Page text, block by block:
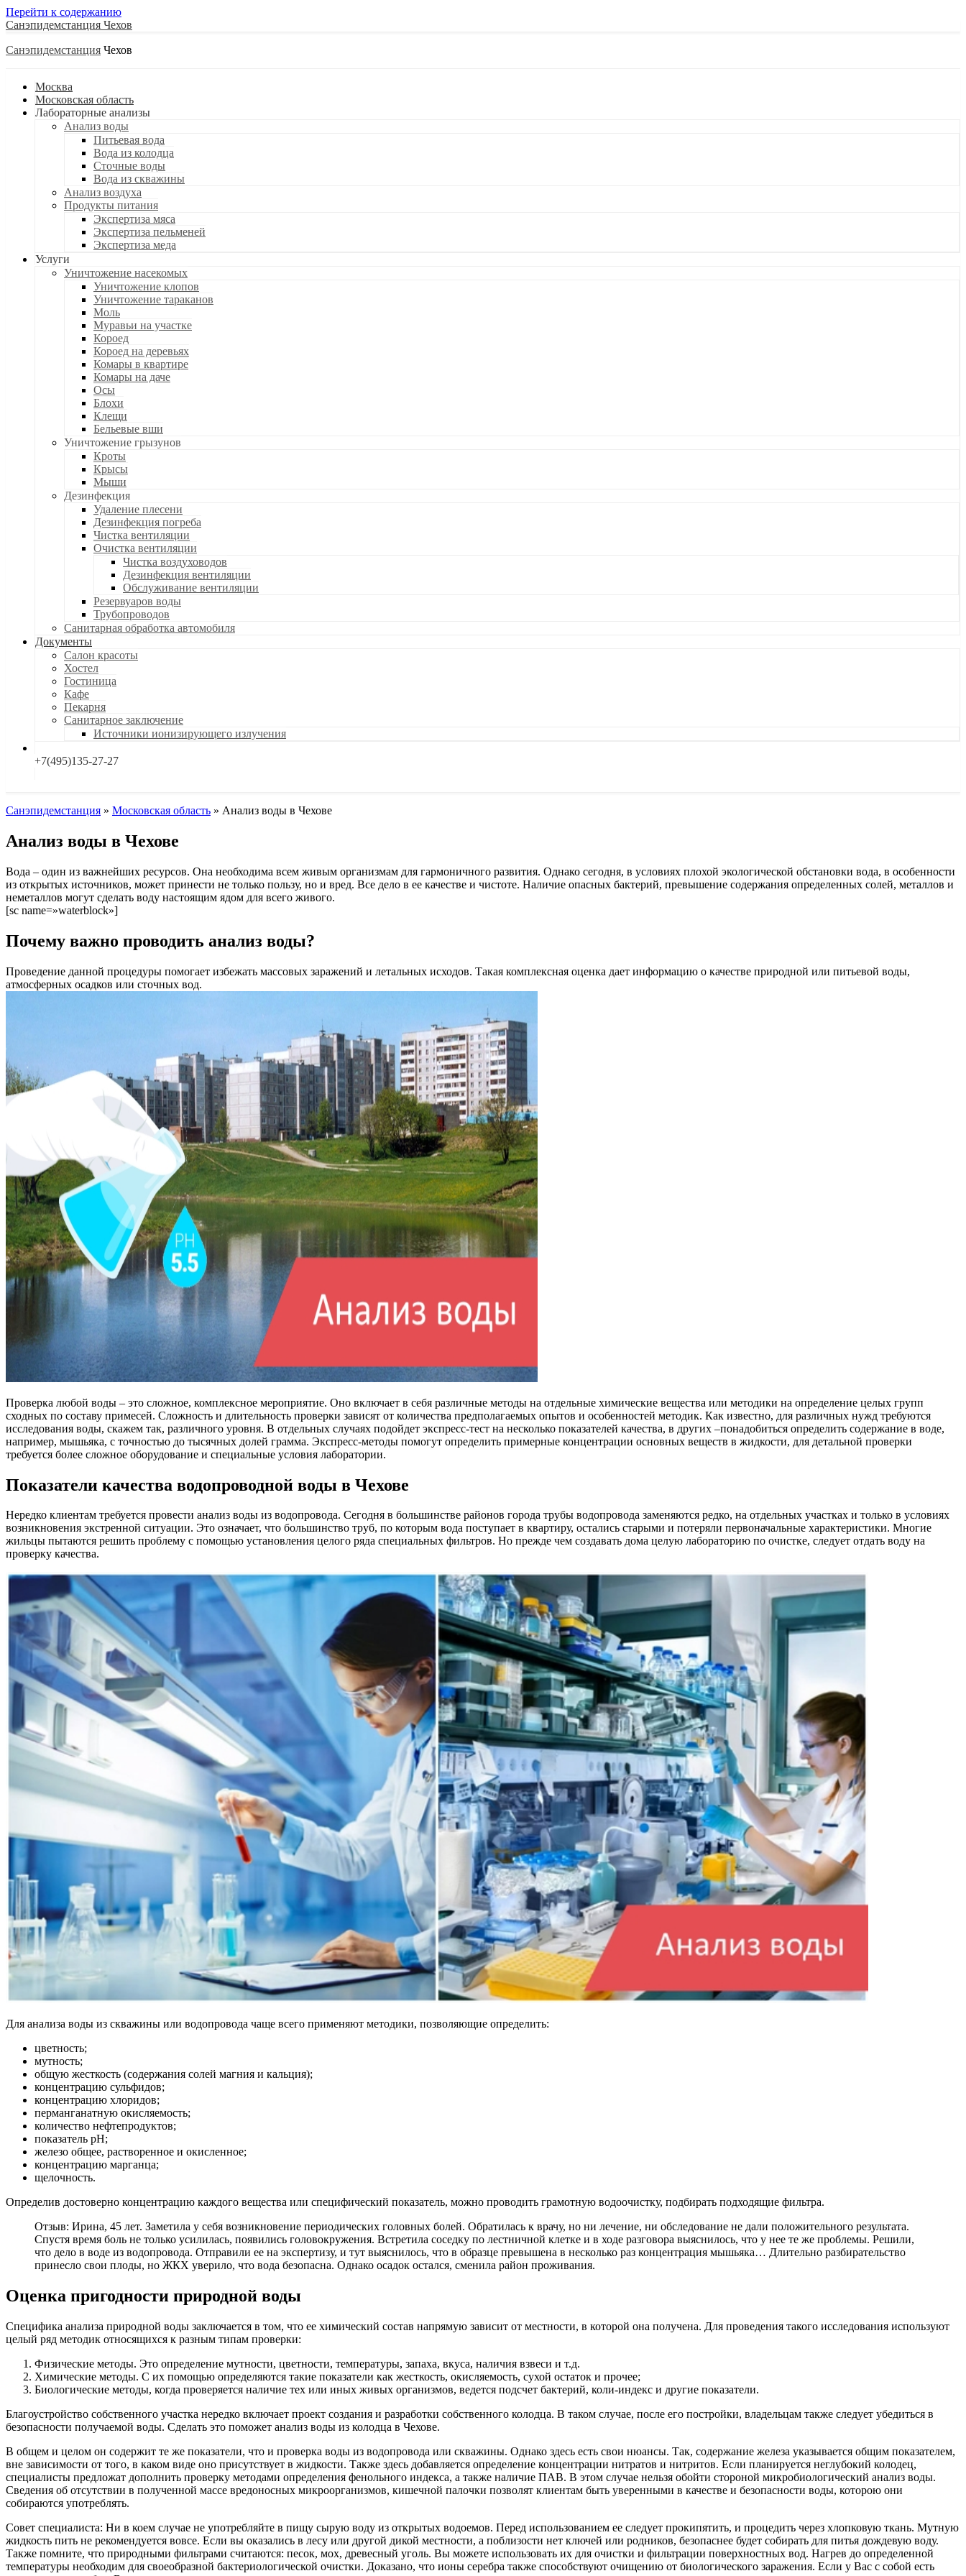
Перейти к содержанию
Санэпидемстанция
Санэпидемстанция
Москва
Московская область
Лабораторные анализы
Анализ воды
Питьевая вода
Вода из колодца
Сточные воды
Вода из скважины
Анализ воздуха
Продукты питания
Экспертиза мяса
Экспертиза пельменей
Экспертиза меда
Услуги
Уничтожение насекомых
Уничтожение клопов
Уничтожение тараканов
Моль
Муравьи на участке
Короед
Короед на деревьях
Комары в квартире
Комары на даче
Осы
Блохи
Клещи
Бельевые вши
Уничтожение грызунов
Кроты
Крысы
Мыши
Дезинфекция
Удаление плесени
Дезинфекция погреба
Чистка вентиляции
Очистка вентиляции
Чистка воздуховодов
Дезинфекция вентиляции
Обслуживание вентиляции
Резервуаров воды
Трубопроводов
Санитарная обработка автомобиля
Документы
Салон красоты
Хостел
Гостиница
Кафе
Пекарня
Санитарное заключение
Источники ионизирующего излучения
+7(495)135-27-27
Санэпидемстанция » Московская область » Анализ воды в Чехове
Анализ воды в Чехове
Вода – один из важнейших ресурсов. Она необходима всем живым организмам для гармоничного развития. Однако сегодня, в условиях плохой экологической обстановки вода, в особенности
из открытых источников, может принести не только пользу, но и вред. Все дело в ее качестве и чистоте. Наличие опасных бактерий, превышение содержания определенных солей, металлов и
неметаллов могут сделать воду настоящим ядом для всего живого.
[sc name=»waterblock»]
Почему важно проводить анализ воды?
Проведение данной процедуры помогает избежать массовых заражений и летальных исходов. Такая комплексная оценка дает информацию о качестве природной или питьевой воды,
атмосферных осадков или сточных вод.
Проверка любой воды – это сложное, комплексное мероприятие. Оно включает в себя различные методы на отдельные химические вещества или методики на определение целых групп
сходных по составу примесей. Сложность и длительность проверки зависят от количества предполагаемых опытов и особенностей методик. Как известно, для различных нужд требуются
исследования воды, скажем так, различного уровня. В отдельных случаях подойдет экспресс-тест на несколько показателей качества, в других –понадобиться определить содержание в воде,
например, мышьяка, с точностью до тысячных долей грамма. Экспресс-методы помогут определить примерные концентрации основных веществ в жидкости, для детальной проверки
требуется более сложное оборудование и специальные условия лаборатории.
Показатели качества водопроводной воды в Чехове
Нередко клиентам требуется провести анализ воды из водопровода. Сегодня в большинстве районов города трубы водопровода заменяются редко, на отдельных участках и только в условиях
возникновения экстренной ситуации. Это означает, что большинство труб, по которым вода поступает в квартиру, остались старыми и потеряли первоначальные характеристики. Многие
жильцы пытаются решить проблему с помощью установления целого ряда специальных фильтров. Но прежде чем создавать дома целую лабораторию по очистке, следует отдать воду на
проверку качества.
Для анализа воды из скважины или водопровода чаще всего применяют методики, позволяющие определить:
цветность;
мутность;
общую жесткость (содержания солей магния и кальция);
концентрацию сульфидов;
концентрацию хлоридов;
перманганатную окисляемость;
количество нефтепродуктов;
показатель рН;
железо общее, растворенное и окисленное;
концентрацию марганца;
щелочность.
Определив достоверно концентрацию каждого вещества или специфический показатель, можно проводить грамотную водоочистку, подбирать подходящие фильтра.
Отзыв: Ирина, 45 лет. Заметила у себя возникновение периодических головных болей. Обратилась к врачу, но ни лечение, ни обследование не дали положительного результата.
Спустя время боль не только усилилась, появились головокружения. Встретила соседку по лестничной клетке и в ходе разговора выяснилось, что у нее те же проблемы. Решили,
что дело в воде из водопровода. Отправили ее на экспертизу, и тут выяснилось, что в образце превышена в несколько раз концентрация мышьяка… Длительно разбирательство
принесло свои плоды, но ЖКХ уверило, что вода безопасна. Однако осадок остался, сменила район проживания.
Оценка пригодности природной воды
Специфика анализа природной воды заключается в том, что ее химический состав напрямую зависит от местности, в которой она получена. Для проведения такого исследования используют
целый ряд методик относящихся к разным типам проверки:
Физические методы. Это определение мутности, цветности, температуры, запаха, вкуса, наличия взвеси и т.д.
Химические методы. С их помощью определяются такие показатели как жесткость, окисляемость, сухой остаток и прочее;
Биологические методы, когда проверяется наличие тех или иных живых организмов, ведется подсчет бактерий, коли-индекс и другие показатели.
Благоустройство собственного участка нередко включает проект создания и разработки собственного колодца. В таком случае, после его постройки, владельцам также следует убедиться в
безопасности получаемой воды. Сделать это поможет анализ воды из колодца в Чехове.
В общем и целом он содержит те же показатели, что и проверка воды из водопровода или скважины. Однако здесь есть свои нюансы. Так, содержание железа указывается общим показателем,
вне зависимости от того, в каком виде оно присутствует в жидкости. Также здесь добавляется определение концентрации нитратов и нитритов. Если планируется неглубокий колодец,
специалисты предложат дополнить проверку методами определения фенольного индекса, а также наличие ПАВ. В этом случае нельзя обойти стороной микробиологический анализ воды.
Сведения об отсутствии в полученной массе вредоносных микроорганизмов, кишечной палочки позволят клиентам быть уверенными в качестве и безопасности воды, которою они
собираются употреблять.
Совет специалиста: Ни в коем случае не употребляйте в пищу сырую воду из открытых водоемов. Перед использованием ее следует прокипятить, и процедить через хлопковую ткань. Мутную
жидкость пить не рекомендуется вовсе. Если вы оказались в лесу или другой дикой местности, а поблизости нет ключей или родников, безопаснее будет собирать для питья дождевую воду.
Также помните, что природными фильтрами считаются: песок, мох, древесный уголь. Вы можете использовать их для очистки и фильтрации поверхностных вод. Нагрев до определенной
температуры необходим для своеобразной бактериологической очистки. Доказано, что ионы серебра также способствуют очищению от биологического заражения. Если у Вас с собой есть